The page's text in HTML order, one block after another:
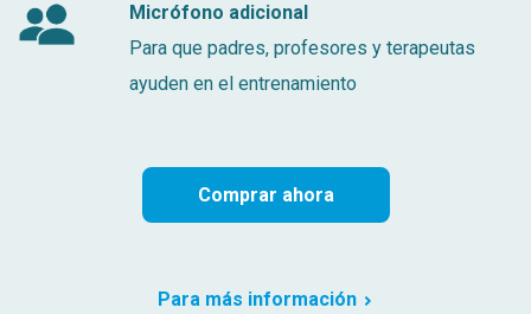
Micrófono adicional
Para que padres, profesores y terapeutas
ayuden en el entrenamiento
Comprar ahora
Para más información